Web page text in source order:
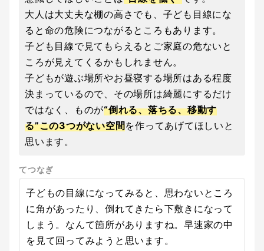
大人は大丈夫な棚の高さでも、子ども目線にな
ると命の危険につながるところもあります。
子ども目線で見てもらえるとご家庭の危ないと
ころが見えてくるかもしれません。
子どもが遊ぶ場所やお昼寝する場所はある程度
決まっているので、その場所は綺麗にするだけ
ではなく、ものが“倒れる、落ちる、移動す
る”この3つがない空間を作ってあげてほしいと
思います。
てつなぎ
子どもの目線になってみると、思わないところ
に角があったり、倒れてきたら下敷きになって
しまう。なんて箇所がありますね。早速家の中
を見て回ってみようと思います。